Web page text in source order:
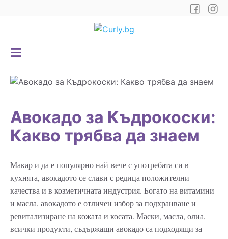
Авокадо за Къдрокоски:
Какво трябва да знаем
Макар и да е популярно най-вече с употребата си в
кухнята, авокадото се слави с редица положителни
качества и в козметичната индустрия. Богато на витамини
и масла, авокадото е отличен избор за подхранване и
ревитализиране на кожата и косата. Маски, масла, олиа,
всички продукти, съдържащи авокадо са подходящи за